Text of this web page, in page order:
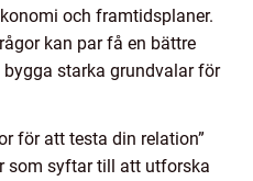
och framtidsplaner.
kan par få en bättre
starka grundvalar för
för att testa din relation”
som syftar till att utforska